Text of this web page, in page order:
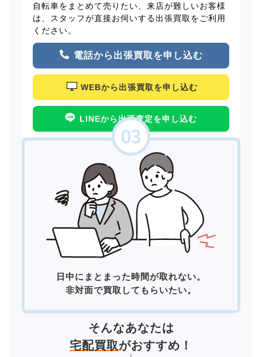
自転車をまとめて売りたい、来店が難しいお客様
は、スタッフが直接お伺いする出張買取をご利用
ください。
電話から出張買取を申し込む
WEBから出張買取を申し込む
LINEから出張査定を申し込む
日中にまとまった時間が取れない。
非対面で買取してもらいたい。
そんなあなたは
宅配買取がおすすめ！